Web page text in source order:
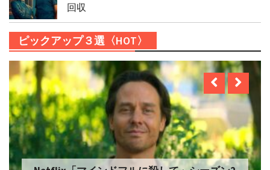
回収
ピックアップ３選〈HOT〉